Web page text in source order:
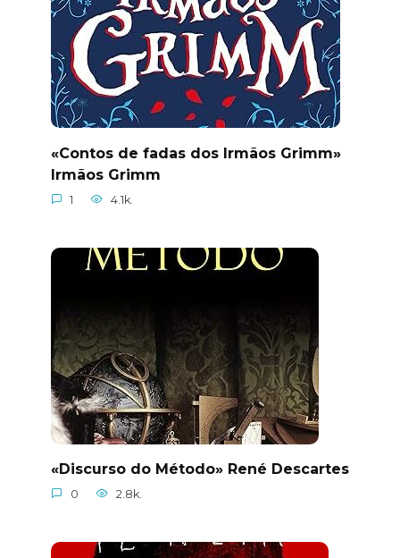
«Contos de fadas dos Irmãos Grimm»
Irmãos Grimm
1 4.1k.
«Discurso do Método» René Descartes
0 2.8k.